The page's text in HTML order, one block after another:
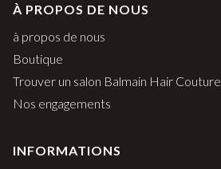
À PROPOS DE NOUS
à propos de nous
Boutique
Trouver un salon Balmain Hair Couture
Nos engagements
INFORMATIONS